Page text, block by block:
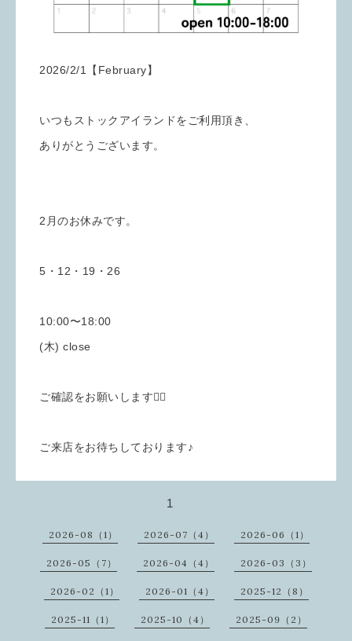
2026/2/1【February】
いつもストックアイランドをご利用頂き、
ありがとうございます。
2月のお休みです。
5・12・19・26
10:00〜18:00
(木) close
ご確認をお願いします🙇‍♀️
ご来店をお待ちしております♪
1
2026-08（1） 2026-07（4） 2026-06（1）
2026-05（7） 2026-04（4） 2026-03（3）
2026-02（1） 2026-01（4） 2025-12（8）
2025-11（1） 2025-10（4） 2025-09（2）